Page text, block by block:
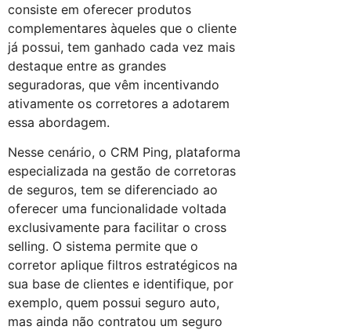
consiste em oferecer produtos
complementares àqueles que o cliente
já possui, tem ganhado cada vez mais
destaque entre as grandes
seguradoras, que vêm incentivando
ativamente os corretores a adotarem
essa abordagem.
Nesse cenário, o CRM Ping, plataforma
especializada na gestão de corretoras
de seguros, tem se diferenciado ao
oferecer uma funcionalidade voltada
exclusivamente para facilitar o cross
selling. O sistema permite que o
corretor aplique filtros estratégicos na
sua base de clientes e identifique, por
exemplo, quem possui seguro auto,
mas ainda não contratou um seguro